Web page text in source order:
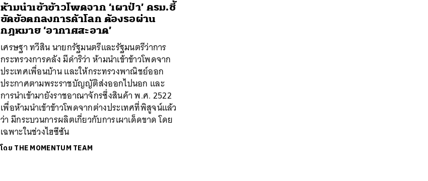
ห้ามนำเข้าข้าวโพดจาก ‘เผาป่า’ ครม.ชี้
ขัดข้อตกลงการค้าโลก ต้องรอผ่าน
กฎหมาย ‘อากาศสะอาด’
เศรษฐา ทวีสิน นายกรัฐมนตรีและรัฐมนตรีว่าการ
กระทรวงการคลัง มีดำริว่า ห้ามนำเข้าข้าวโพดจาก
ประเทศเพื่อนบ้าน และให้กระทรวงพาณิชย์ออก
ประกาศตามพระราชบัญญัติส่งออกไปนอก และ
การนำเข้ามายังราชอาณาจักรซึ่งสินค้า พ.ศ. 2522
เพื่อห้ามนำเข้าข้าวโพดจากต่างประเทศที่พิสูจน์แล้ว
ว่า มีกระบวนการผลิตเกี่ยวกับการเผาเด็ดขาด โดย
เฉพาะในช่วงไฮซีซัน
โดย THE MOMENTUM TEAM
SHARE TWEET LINE EMAIL